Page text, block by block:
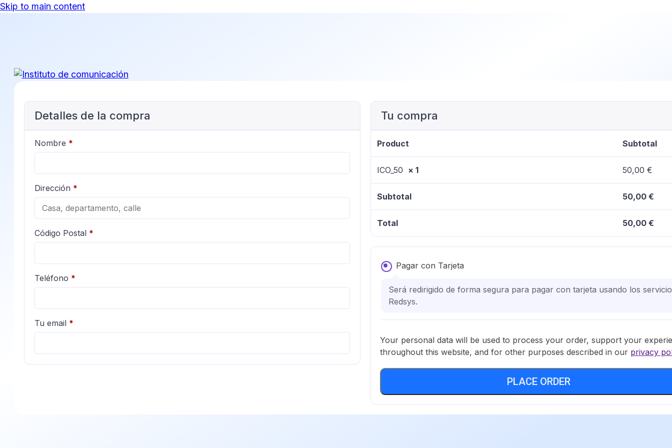
Skip to main content
Detalles de la compra
Nombre *
Dirección *
Código Postal *
Teléfono *
Tu email *
Tu compra
Product Subtotal
ICO_50 × 1 50,00 €
Subtotal 50,00 €
Total 50,00 €
Pagar con Tarjeta
Será redirigido de forma segura para pagar con tarjeta usando los
Redsys.
Your personal data will be used to process your order, support your
throughout this website, and for other purposes described in our privacy
PLACE ORDER